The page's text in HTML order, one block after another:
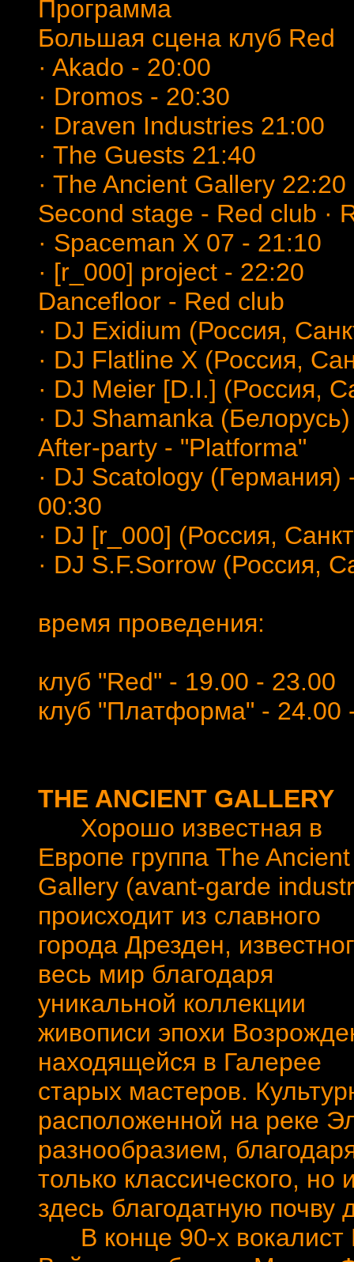
Программа
Большая сцена клуб Red
· Akado - 20:00
· Dromos - 20:30
· Draven Industries 21:00
· The Guests 21:40
· The Ancient Gallery 22:20
Second stage - Red club ·
· Spaceman X 07 - 21:10
· [r_000] project - 22:20
Dancefloor - Red club
· DJ Exidium (Россия,
· DJ Flatline X (Россия,
· DJ Meier [D.I.] (Россия,
· DJ Shamanka
After-party - "Platforma"
· DJ Scatology (Германия)
00:30
· DJ [r_000] (Россия,
· DJ S.F.Sorrow (Россия,
время проведения:
клуб "Red" - 19.00 - 23.00
клуб "Платформа" - 24.00
THE ANCIENT GALLERY
Хорошо известная в
Европе группа The Ancient
Gallery (avant-garde
происходит из славного
города Дрезден,
весь мир благодаря
уникальной коллекции
живописи эпохи
находящейся в Галерее
старых мастеров.
расположенной на реке
разнообразием,
только классического, но
здесь благодатную
В конце 90-х вокалист